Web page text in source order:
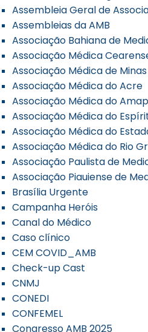
Assembleia Geral de
Assembleias da AMB
Associação Bahiana de
Associação Médica
Associação Médica de
Associação Médica do Acre
Associação Médica do
Associação Médica do
Associação Médica do
Associação Médica do Rio
Associação Paulista de
Associação Piauiense de
Brasília Urgente
Campanha Heróis
Canal do Médico
Caso clínico
CEM COVID_AMB
Check-up Cast
CNMJ
CONEDI
CONFEMEL
Congresso AMB 2025